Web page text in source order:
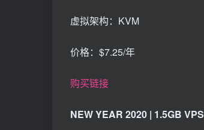
虚拟架构：KVM
价格：$7.25/年
购买链接
NEW YEAR 2020 | 1.5GB VPS